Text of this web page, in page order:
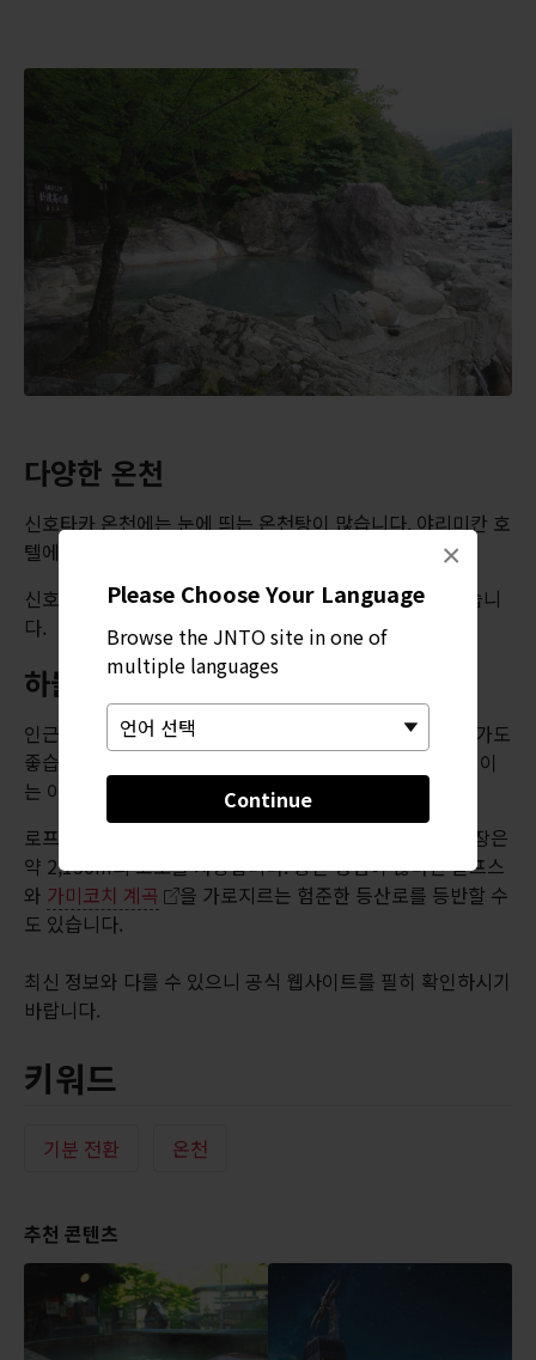
Please Choose Your Language
Browse the JNTO site in one of
multiple languages
Continue
×
다양한 온천
신호타카 온천에는 눈에 띄는 온천탕이 많습니다. 야리미칸 호
텔에 묵으면 낮에 강변 온천탕을 이용할 수 있습니다.
신호타카노유에는 수영장에 준하는 큰 규모의 욕탕이 있습니
다.
하늘 높이
인근 신호타카 로프웨이를 타고 산의 더 높은 곳까지 올라가도
좋습니다. 로프웨이는 두 부분으로 나뉘며, 두 번째 로프웨이
는 이층 구조의 곤돌라를 운행합니다.
로프웨이는 1천 미터 넘게 이동하며, 가장 높은 곳의 정류장은
약 2,150m의 고도를 자랑합니다. 등산 경험이 많다면 알프스
와 가미코치 계곡
을 가로지르는 험준한 등산로를 등반할 수
도 있습니다.
최신 정보와 다를 수 있으니 공식 웹사이트를 필히 확인하시기
바랍니다.
키워드
기분 전환 온천
추천 콘텐츠